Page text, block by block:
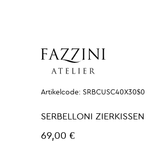
Artikelcode:SRBCUSC40X30$0
SERBELLONI ZIERKISSEN
69,00 €